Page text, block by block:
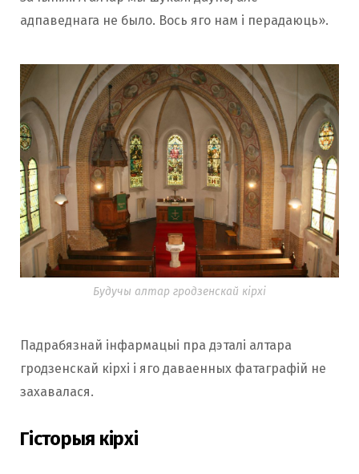
адпаведнага не было. Вось яго нам і перадаюць».
Будучы алтар гродзенскай кірхі
Падрабязнай інфармацыі пра дэталі алтара
гродзенскай кірхі і яго даваенных фатаграфій не
захавалася.
Гісторыя кірхі